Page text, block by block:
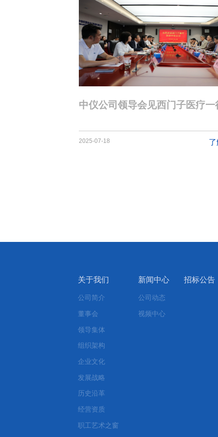
中仪公司领导会见西门子医疗一
2025-07-18
关于我们
公司简介
董事会
领导集体
组织架构
企业文化
发展战略
历史沿革
经营资质
职工艺术之窗
新闻中心
公司动态
视频中心
招标公告